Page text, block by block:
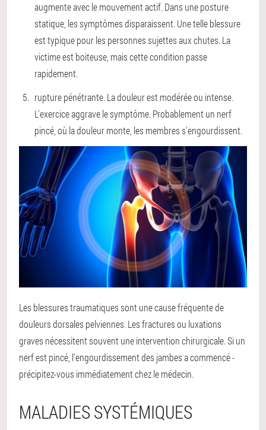
augmente avec le mouvement actif. Dans une posture
statique, les symptômes disparaissent. Une telle blessure
est typique pour les personnes sujettes aux chutes. La
victime est boiteuse, mais cette condition passe
rapidement.
rupture pénétrante. La douleur est modérée ou intense.
L'exercice aggrave le symptôme. Probablement un nerf
pincé, où la douleur monte, les membres s'engourdissent.
Les blessures traumatiques sont une cause fréquente de
douleurs dorsales pelviennes. Les fractures ou luxations
graves nécessitent souvent une intervention chirurgicale. Si un
nerf est pincé, l'engourdissement des jambes a commencé -
précipitez-vous immédiatement chez le médecin.
MALADIES SYSTÉMIQUES